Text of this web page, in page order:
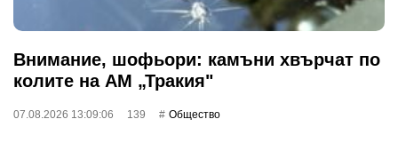
Внимание, шофьори: камъни хвърчат по
колите на АМ „Тракия"
07.08.2026 13:09:06 139 Общество